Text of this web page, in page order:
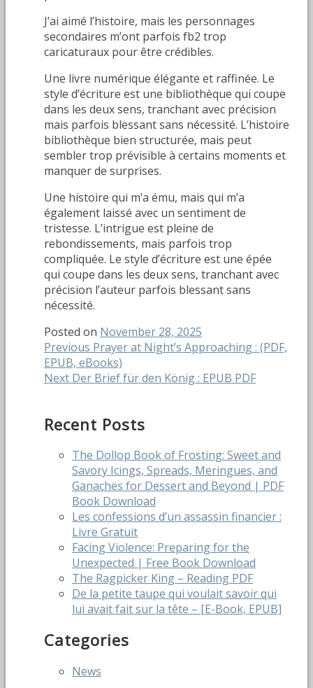
J’ai aimé l’histoire, mais les personnages
secondaires m’ont parfois fb2 trop
caricaturaux pour être crédibles.
Une livre numérique élégante et raffinée. Le
style d’écriture est une bibliothèque qui coupe
dans les deux sens, tranchant avec précision
mais parfois blessant sans nécessité. L’histoire
bibliothèque bien structurée, mais peut
sembler trop prévisible à certains moments et
manquer de surprises.
Une histoire qui m’a ému, mais qui m’a
également laissé avec un sentiment de
tristesse. L’intrigue est pleine de
rebondissements, mais parfois trop
compliquée. Le style d’écriture est une épée
qui coupe dans les deux sens, tranchant avec
précision l’auteur parfois blessant sans
nécessité.
Posted on November 28, 2025
Post
navigation
Previous Previous
post:
Prayer at Night’s Approaching : (PDF,
EPUB, eBooks)
Next Next
Der Brief für den König : EPUB PDF
Recent Posts
The Dollop Book of Frosting: Sweet and
Savory Icings, Spreads, Meringues, and
Ganaches for Dessert and Beyond | PDF
Book Download
Les confessions d’un assassin financier :
Livre Gratuit
Facing Violence: Preparing for the
Unexpected | Free Book Download
The Ragpicker King – Reading PDF
De la petite taupe qui voulait savoir qui
lui avait fait sur la tête – [E-Book, EPUB]
Categories
News